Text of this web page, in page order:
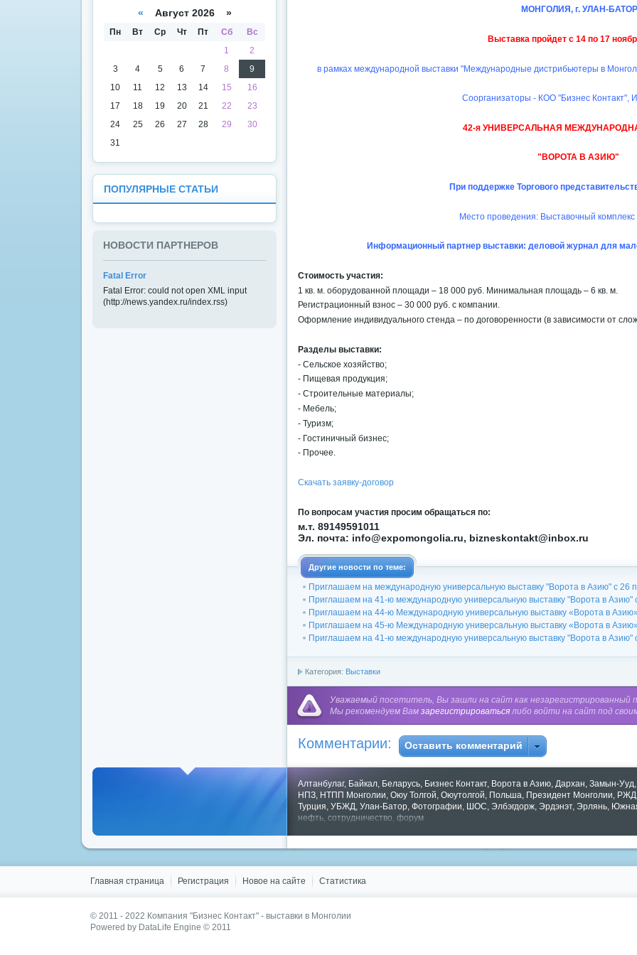
МОНГОЛИЯ, г. УЛАН-БАТОР
Выставка пройдет с 14 по 17
в рамках международной выставки "Международные дистрибьютеры в
Соорганизаторы - КОО "Бизнес Контакт",
42-я УНИВЕРСАЛЬНАЯ
"ВОРОТА В АЗИЮ"
При поддержке Торгового
Место проведения: Выставочный
Информационный партнер выставки: деловой журнал для
Стоимость участия:
1 кв. м. оборудованной площади – 18 000 руб. Минимальная площадь – 6 кв. м.
Регистрационный взнос – 30 000 руб. с компании.
Оформление индивидуального стенда – по договоренности (в зависимости от
Разделы выставки:
- Сельское хозяйство;
- Пищевая продукция;
- Строительные материалы;
- Мебель;
- Туризм;
- Гостиничный бизнес;
- Прочее.
Скачать заявку-договор
По вопросам участия просим обращаться по:
м.т. 89149591011
Эл. почта: info@expomongolia.ru, bizneskontakt@inbox.ru
Другие новости по теме:
Приглашаем на международную универсальную выставку "Ворота в Азию" с 26
Приглашаем на 41-ю международную универсальную выставку "Ворота в Азию"
Приглашаем на 44-ю Международную универсальную выставку «Ворота в
Приглашаем на 45-ю Международную универсальную выставку «Ворота в
Приглашаем на 41-ю международную универсальную выставку "Ворота в Азию"
Категория: Выставки
Уважаемый посетитель, Вы зашли на сайт как незарегистрированный
Мы рекомендуем Вам зарегистрироватьсялибо войти на сайт под
Комментарии: Оставить комментарий
« Август 2026 »
Пн Вт Ср Чт Пт Сб
Вс
1
2
3
4 5 6 7 8
9
10
11 12 13 14 15
16
17
18 19 20 21 22
23
24
25 26 27 28 29
30
31
ПОПУЛЯРНЫЕ СТАТЬИ
НОВОСТИ ПАРТНЕРОВ
Fatal Error
Fatal Error: could not open XML input
(http://news.yandex.ru/index.rss)
Алтанбулаг, Байкал, Беларусь, Бизнес Контакт, Ворота в Азию, Дархан, Замын-Ууд,
НПЗ, НТПП Монголии, Оюу Толгой, Оюутолгой, Польша, Президент Монголии, РЖД
Турция, УБЖД, Улан-Батор, Фотографии, ШОС, Элбэгдорж, Эрдэнэт, Эрлянь,
нефть, сотрудничество, форум
Главная страница Регистрация Новое на сайте Статистика
© 2011 - 2022 Компания "Бизнес Контакт" - выставки в Монголии
Powered by DataLife Engine © 2011